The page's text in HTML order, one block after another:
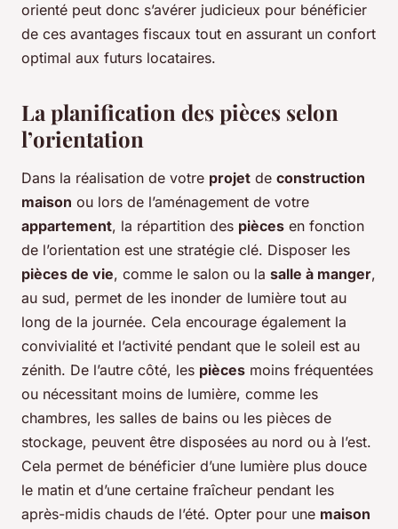
orienté peut donc s’avérer judicieux pour bénéficier
de ces avantages fiscaux tout en assurant un confort
optimal aux futurs locataires.
La planification des pièces selon
l’orientation
Dans la réalisation de votre projet de construction
maison ou lors de l’aménagement de votre
appartement, la répartition des pièces en fonction
de l’orientation est une stratégie clé. Disposer les
pièces de vie, comme le salon ou la salle à manger,
au sud, permet de les inonder de lumière tout au
long de la journée. Cela encourage également la
convivialité et l’activité pendant que le soleil est au
zénith. De l’autre côté, les pièces moins fréquentées
ou nécessitant moins de lumière, comme les
chambres, les salles de bains ou les pièces de
stockage, peuvent être disposées au nord ou à l’est.
Cela permet de bénéficier d’une lumière plus douce
le matin et d’une certaine fraîcheur pendant les
après-midis chauds de l’été. Opter pour une maison